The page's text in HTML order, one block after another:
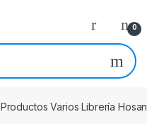
0
Productos Varios Librería